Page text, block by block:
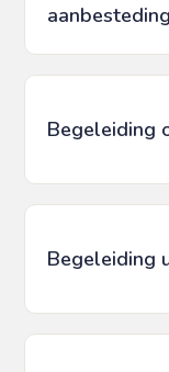
Begeleiding
Begeleiding